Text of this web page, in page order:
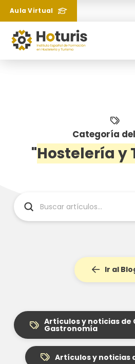
Aula Virtual
Categoría
"Hostelería y
Search
Submit
Ir al
Artículos y noticias de
Gastronomía
Artículos y noticias